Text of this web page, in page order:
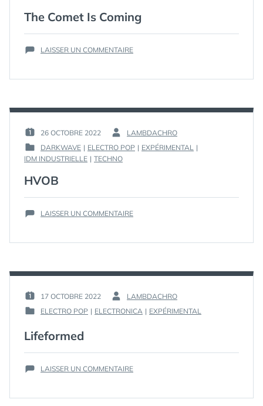
The Comet Is Coming
LAISSER UN COMMENTAIRESUR
IS
PUBLIÉ
LE :
26 OCTOBRE 2022
PAR :
LAMBDACHRO
PUBLIÉ
DARKWAVE | ELECTRO POP | EXPÉRIMENTAL
|
IDM INDUSTRIELLE | TECHNO
HVOB
LAISSER UN COMMENTAIRESUR
PUBLIÉ
LE :
17 OCTOBRE 2022
PAR :
LAMBDACHRO
PUBLIÉ
ELECTRO POP | ELECTRONICA | EXPÉRIMENTAL
Lifeformed
LAISSER UN COMMENTAIRESUR